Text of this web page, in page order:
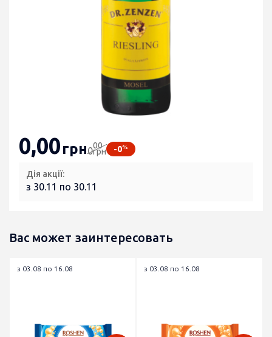
0,00грн000
грн -0%
Дія акції:
з 30.11 по 30.11
Вас может заинтересовать
з 03.08 по 16.08 з 03.08 по 16.08